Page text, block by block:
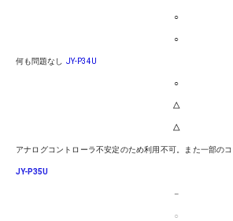
○
○
何も問題なし JY-P34U
○
△
△
アナログコントローラ不安定のため利用不可。また一部の
JY-P35U
－
○